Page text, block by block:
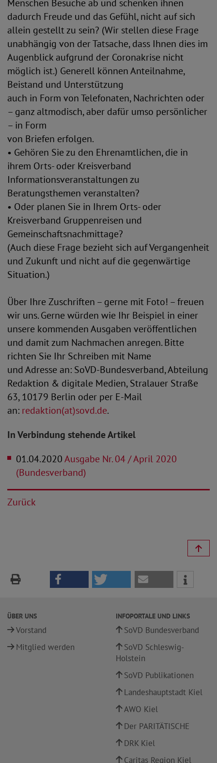
Menschen Besuche ab und schenken ihnen
dadurch Freude und das Gefühl, nicht auf sich
allein gestellt zu sein? (Wir stellen diese Frage
unabhängig von der Tatsache, dass Ihnen dies im
Augenblick aufgrund der Coronakrise nicht
möglich ist.) Generell können Anteilnahme,
Beistand und Unterstützung
auch in Form von Telefonaten, Nachrichten oder
– ganz altmodisch, aber dafür umso persönlicher
– in Form
von Briefen erfolgen.
• Gehören Sie zu den Ehrenamtlichen, die in
ihrem Orts- oder Kreisverband
Informationsveranstaltungen zu
Beratungsthemen veranstalten?
• Oder planen Sie in Ihrem Orts- oder
Kreisverband Gruppenreisen und
Gemeinschaftsnachmittage?
(Auch diese Frage bezieht sich auf Vergangenheit
und Zukunft und nicht auf die gegenwärtige
Situation.)
Über Ihre Zuschriften – gerne mit Foto! – freuen
wir uns. Gerne würden wie Ihr Beispiel in einer
unsere kommenden Ausgaben veröffentlichen
und damit zum Nachmachen anregen. Bitte
richten Sie Ihr Schreiben mit Name
und Adresse an: SoVD-Bundesverband, Abteilung
Redaktion & digitale Medien, Stralauer Straße
63, 10179 Berlin oder per E-Mail
an: redaktion(at)sovd.de.
In Verbindung stehende Artikel
01.04.2020Ausgabe Nr. 04 / April 2020
(Bundesverband)
Zurück
ÜBER UNS
Vorstand
Mitglied werden
INFOPORTALE UND LINKS
SoVD Bundesverband
SoVD Schleswig-
Holstein
SoVD Publikationen
Landeshauptstadt Kiel
AWO Kiel
Der PARITÄTISCHE
DRK Kiel
Caritas Region Kiel